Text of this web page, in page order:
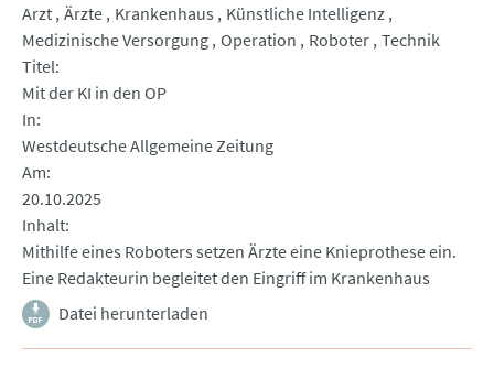
Arzt Ärzte Krankenhaus
Künstliche Intelligenz
Medizinische Versorgung Operation Roboter Technik
Titel
Mit der KI in den OP
In
Westdeutsche Allgemeine Zeitung
Am
20.10.2025
Inhalt
Mithilfe eines Roboters setzen Ärzte eine Knieprothese ein.
Eine Redakteurin begleitet den Eingriff im Krankenhaus
Datei herunterladen